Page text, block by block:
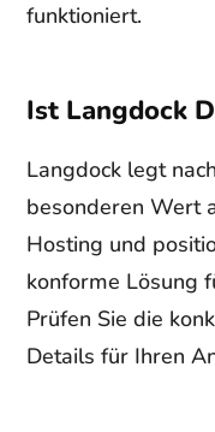
funktioniert.
Ist Langdock
Langdock legt
besonderen Wert
Hosting und
konforme Lösung
Prüfen Sie die
Details für Ihren